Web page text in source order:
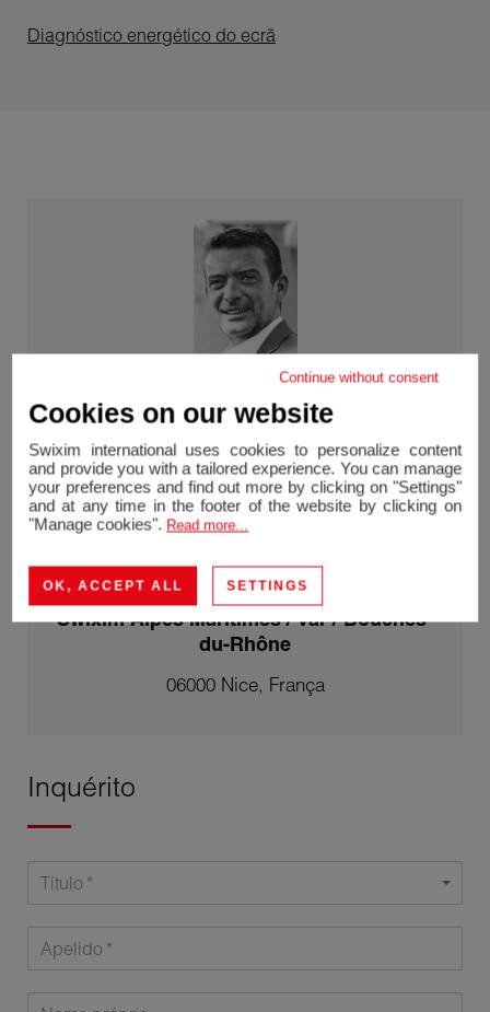
Diagnóstico energético do ecrã
Inquérito
Título
Apelido
Alain DELAMARE
EI - agente Swixim Aix-en-Provence
RSAC 490 879 269 / Aix-en-Provence
+33664266252
Swixim Alpes Maritimes / Var / Bouches-
du-Rhône
06000 Nice, França
Continue without consent
Cookies on our website
Swixim international uses cookies to personalize content
and provide you with a tailored experience. You can manage
your preferences and find out more by clicking on "Settings"
and at any time in the footer of the website by clicking on
"Manage cookies". Read more...
OK, ACCEPT ALL SETTINGS